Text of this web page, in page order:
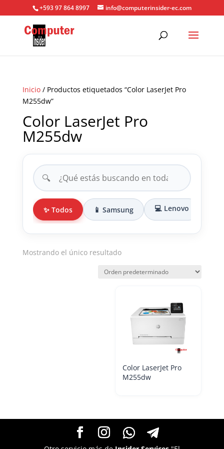
+593 97 864 8997 info@computerinsider-ec.com
Inicio/ Productos etiquetados “Color LaserJet Pro
M255dw”
Color LaserJet Pro
M255dw
🔍
✨ Todos 📱 Samsung 💻 Lenovo
Mostrando el único resultado
Color LaserJet Pro
M255dw